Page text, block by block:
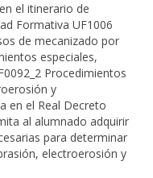
el itinerario de
Formativa UF1006
de mecanizado por
especiales,
Procedimientos
y
en el Real Decreto
al alumnado adquirir
para determinar
electroerosión y